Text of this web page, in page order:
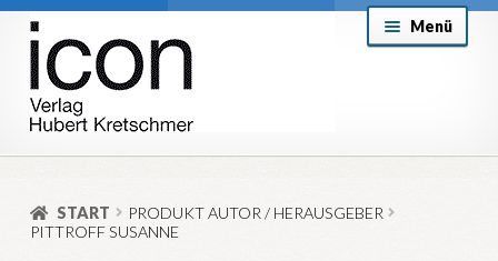
Zur
Navigation
springen
Zum
Inhalt
springen
Menü
About
Versand & Lieferung
START
PRODUKT AUTOR / HERAUSGEBER
PITTROFF SUSANNE